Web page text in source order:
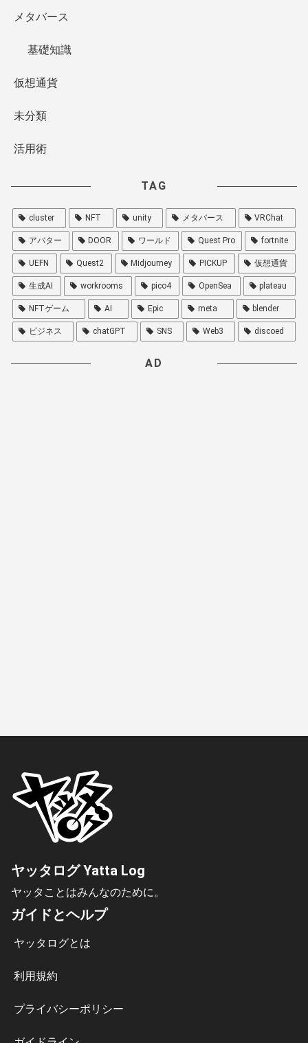
メタバース
基礎知識
仮想通貨
未分類
活用術
TAG
cluster NFT unity メタバース VRChat
アバター DOOR ワールド Quest Pro fortnite
UEFN Quest2 Midjourney PICKUP 仮想通貨
生成AI workrooms pico4 OpenSea plateau
NFTゲーム AI Epic meta blender
ビジネス chatGPT SNS Web3 discoed
AD
ヤッタログ Yatta Log
ヤッタことはみんなのために。
ガイドとヘルプ
ヤッタログとは
利用規約
プライバシーポリシー